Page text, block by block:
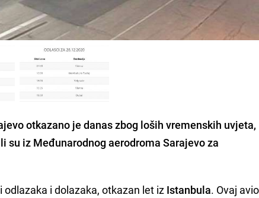
otkazano je danas zbog loših vremenskih uvjeta,
su iz Međunarodnog aerodroma Sarajevo za
i dolazaka, otkazan let iz Istanbula. Ovaj